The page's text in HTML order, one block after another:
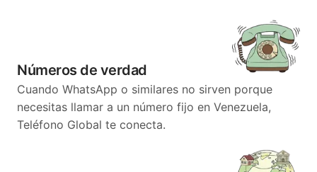
Números de verdad
Cuando WhatsApp o similares no sirven porque
necesitas llamar a un número fijo en Venezuela,
Teléfono Global te conecta.